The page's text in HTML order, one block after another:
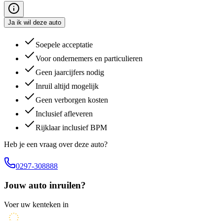
Ja ik wil deze auto
Soepele acceptatie
Voor ondernemers en particulieren
Geen jaarcijfers nodig
Inruil altijd mogelijk
Geen verborgen kosten
Inclusief afleveren
Rijklaar inclusief BPM
Heb je een vraag over deze auto?
0297-308888
Jouw auto inruilen?
Voer uw kenteken in